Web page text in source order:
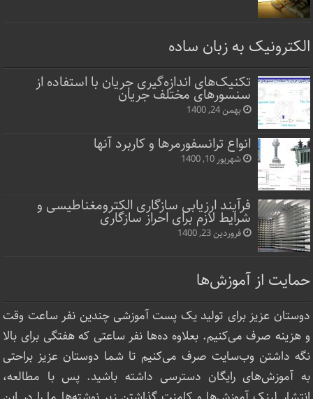
الکترونیک به زبان ساده
تکنیک‌های اندازه‌گیری جریان با استفاده از
سنسورهای مختلف جریان
بهمن 24, 1400
انواع ترانسفورمرها و کاربرد آنها
شهریور 10, 1400
فرآیند ارزیابی سازگاری الکترومغناطیسی و
شرایط لازم برای احراز سازگاری
فروردین 23, 1400
حمایت از آموزش‌ها
دوستان عزیز برای تولید یک پست آموزشی چندین نفر ساعت‌ وقت
و هزینه صرف می‌کنیم. بعلاوه ده‌ها نفر ساعتی که هفتگی برای بالا
نگه داشتن وب‌سایت صرف ‌می‌کنیم تا شما دوستان عزیز براحتی
به آموزش‌های رایگان دسترسی داشته باشید. پس با مطالعه،